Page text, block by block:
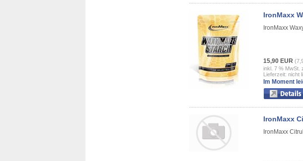
IronMaxx
IronMaxx
15,90 EUR
inkl. 7 % MwSt.
Lieferzeit: nicht
Im Moment
IronMaxx
IronMaxx